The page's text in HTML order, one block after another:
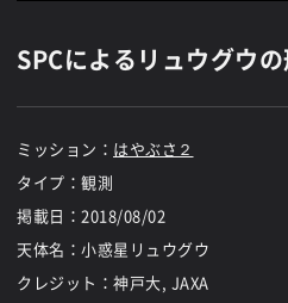
SPCによるリュウグウ
ミッション： はやぶさ２
タイプ：観測
掲載日： 2018/08/02
天体名：小惑星リュウグウ
クレジット：神戸大, JAXA